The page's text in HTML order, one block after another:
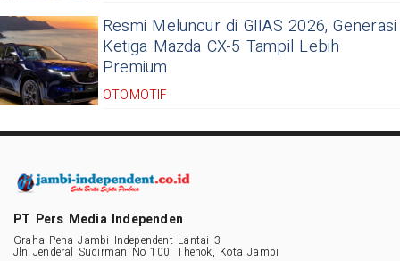
Resmi Meluncur di GIIAS 2026, Generasi
Ketiga Mazda CX-5 Tampil Lebih
Premium
OTOMOTIF
PT Pers Media Independen
Graha Pena Jambi Independent Lantai 3
Jln Jenderal Sudirman No 100, Thehok, Kota Jambi